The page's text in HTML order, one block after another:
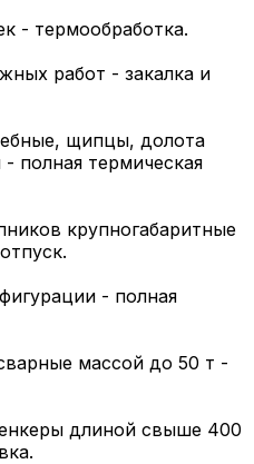
- термообработка.
работ - закалка и
щипцы, долота
полная термическая
крупногабаритные
- полная
массой до 50 т -
длиной свыше 400